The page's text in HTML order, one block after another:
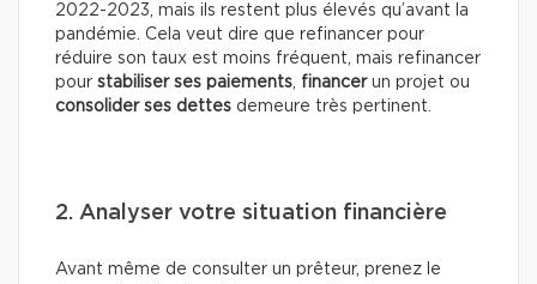
2022-2023, mais ils restent plus élevés qu’avant la
pandémie. Cela veut dire que refinancer pour
réduire son taux est moins fréquent, mais refinancer
pour stabiliser ses paiements, financerun projet ou
consolider ses dettes demeure très pertinent.
2. Analyser votre situation financière
Avant même de consulter un prêteur, prenez le